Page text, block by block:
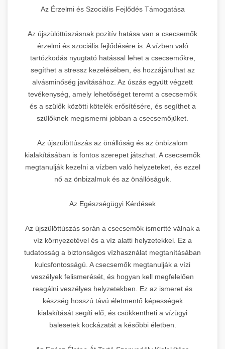
Az Érzelmi és Szociális Fejlődés Támogatása
Az újszülöttúszásnak pozitív hatása van a csecsemők
érzelmi és szociális fejlődésére is. A vízben való
tartózkodás nyugtató hatással lehet a csecsemőkre,
segíthet a stressz kezelésében, és hozzájárulhat az
alvásminőség javításához. Az úszás együtt végzett
tevékenység, amely lehetőséget teremt a csecsemők
és a szülők közötti kötelék erősítésére, és segíthet a
szülőknek megismerni jobban a csecsemőjüket.
Az újszülöttúszás az önállóság és az önbizalom
kialakításában is fontos szerepet játszhat. A csecsemők
megtanulják kezelni a vízben való helyzeteket, és ezzel
nő az önbizalmuk és az önállóságuk.
Az Egészségügyi Kérdések
Az újszülöttúszás során a csecsemők ismertté válnak a
víz környezetével és a víz alatti helyzetekkel. Ez a
tudatosság a biztonságos vízhasználat megtanításában
kulcsfontosságú. A csecsemők megtanulják a vízi
veszélyek felismerését, és hogyan kell megfelelően
reagálni veszélyes helyzetekben. Ez az ismeret és
készség hosszú távú életmentő képességek
kialakítását segíti elő, és csökkentheti a vízügyi
balesetek kockázatát a későbbi életben.